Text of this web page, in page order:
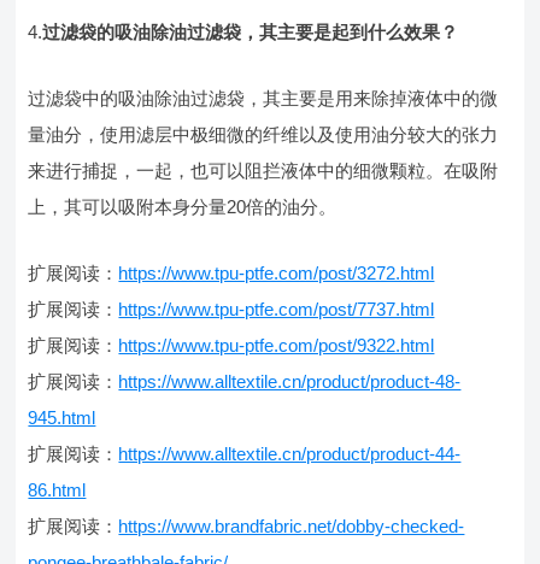
4.过滤袋的吸油除油过滤袋，其主要是起到什么效果？
过滤袋中的吸油除油过滤袋，其主要是用来除掉液体中的微
量油分，使用滤层中极细微的纤维以及使用油分较大的张力
来进行捕捉，一起，也可以阻拦液体中的细微颗粒。在吸附
上，其可以吸附本身分量20倍的油分。
扩展阅读： https://www.tpu-ptfe.com/post/3272.html
扩展阅读： https://www.tpu-ptfe.com/post/7737.html
扩展阅读： https://www.tpu-ptfe.com/post/9322.html
扩展阅读： https://www.alltextile.cn/product/product-48-
945.html
扩展阅读： https://www.alltextile.cn/product/product-44-
86.html
扩展阅读： https://www.brandfabric.net/dobby-checked-